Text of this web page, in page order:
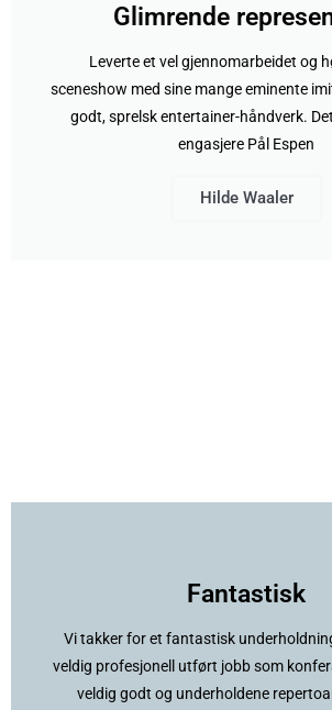
Glimrende
Leverte et vel gjennomarbeidet og
sceneshow med sine mange eminente
godt, sprelsk entertainer-håndverk.
engasjere Pål Espen
Hilde Waaler
Fantastisk
Vi takker for et fantastisk
veldig profesjonell utført jobb som
veldig godt og underholdene